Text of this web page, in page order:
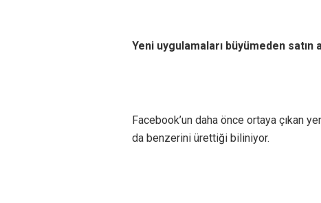
Yeni uygulamaları büyümeden satın
Facebook’un daha önce ortaya çıkan
da benzerini ürettiği biliniyor.